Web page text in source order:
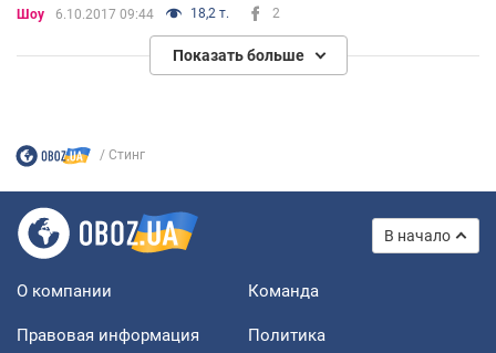
Шоу 6.10.2017 09:44 18,2 т. 2
Показать больше
Стинг
В начало
О компании Команда
Правовая информация
Политика